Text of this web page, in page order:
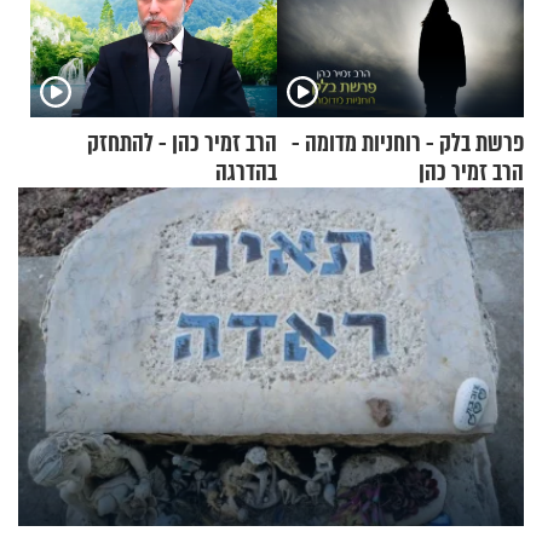
פרשת בלק - רוחניות מדומה -
הרב זמיר כהן
הרב זמיר כהן - להתחזק
בהדרגה